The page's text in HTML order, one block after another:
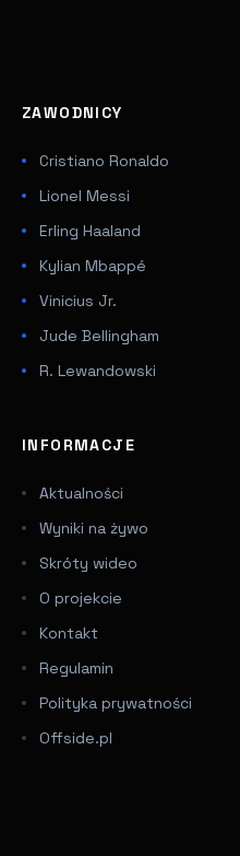
ZAWODNICY
Cristiano Ronaldo
Lionel Messi
Erling Haaland
Kylian Mbappé
Vinicius Jr.
Jude Bellingham
R. Lewandowski
INFORMACJE
Aktualności
Wyniki na żywo
Skróty wideo
O projekcie
Kontakt
Regulamin
Polityka prywatności
Offside.pl